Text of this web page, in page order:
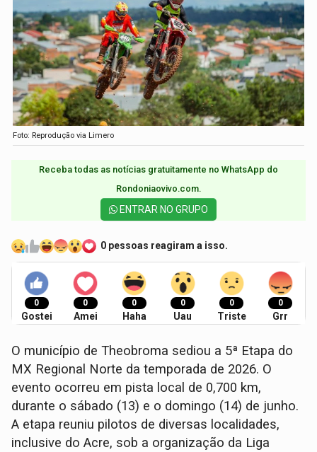
Foto: Reprodução via Limero
Receba todas as notícias gratuitamente no WhatsApp do
Rondoniaovivo.com.​
ENTRAR NO GRUPO
0 pessoas reagiram a isso.
0
Gostei
0
Amei
0
Haha
0
Uau
0
Triste
0
Grr
O município de Theobroma sediou a 5ª Etapa do
MX Regional Norte da temporada de 2026. O
evento ocorreu em pista local de 0,700 km,
durante o sábado (13) e o domingo (14) de junho.
A etapa reuniu pilotos de diversas localidades,
inclusive do Acre, sob a organização da Liga